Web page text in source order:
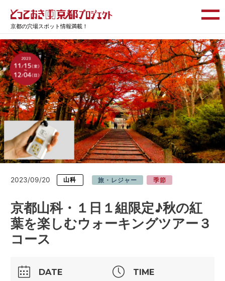
京都の穴場スポット情報満載！
2023/09/20 山科 旅・レジャー 季節
京都山科・１日１組限定♪秋の紅
葉を楽しむウォーキングツアー３
コース
DATE
TIME